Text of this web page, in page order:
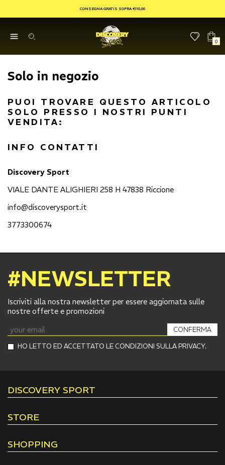
CONSEGNA GRATIS SOPRA €110,00
0
Solo in negozio
PUOI TROVARE QUESTO ARTICOLO
SOLO PRESSO I NOSTRI PUNTI
VENDITA:
INFO CONTATTI
Discovery Sport
VIALE DANTE ALIGHIERI 258 H 47838 Riccione
info@discoverysport.it
3773300674
#NEWSLETTER
Iscriviti alla nostra newsletter per essere aggiornata sulle
nostre offerte e promozioni
HO LETTO ED ACCETTATO LE CONDIZIONI SULLA PRIVACY.
CONFERMA
DISCOVERY SPORT
STORE
SHOPPING